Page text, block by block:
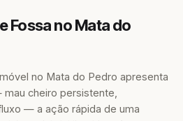
Fossa no Mata do
no Mata do Pedro apresenta
cheiro persistente,
— a ação rápida de uma